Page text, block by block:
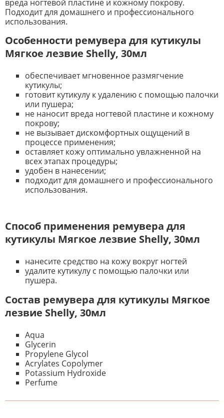
вреда ногтевой пластине и кожному покрову.
Подходит для домашнего и профессионального
использования.
Особенности ремувера для кутикулы
Мягкое лезвие Shelly, 30мл
обеспечивает мгновенное размягчение
кутикулы;
готовит кутикулу к удалению с помощью палочки
или пушера;
не наносит вреда ногтевой пластине и кожному
покрову;
не вызывает дискомфортных ощущений в
процессе применения;
оставляет кожу оптимально увлажненной на
всех этапах процедуры;
удобен в нанесении;
подходит для домашнего и профессионального
использования.
Способ применения ремувера для
кутикулы Мягкое лезвие Shelly, 30мл
нанесите средство на кожу вокруг ногтей
удалите кутикулу с помощью палочки или
пушера.
Состав ремувера для кутикулы Мягкое
лезвие Shelly, 30мл
Aqua
Glycerin
Propylene Glycol
Acrylates Copolymer
Potassium Hydroxide
Perfume
К настоящему времени нет